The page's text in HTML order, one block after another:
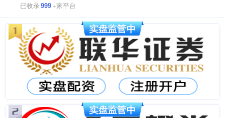
已收录999+家平台